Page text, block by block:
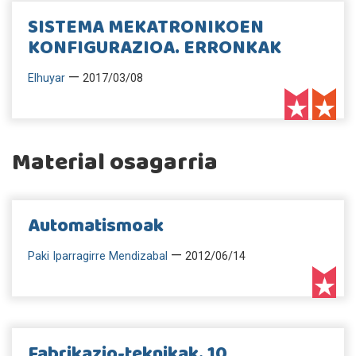
SISTEMA MEKATRONIKOEN
KONFIGURAZIOA. ERRONKAK
Elhuyar — 2017/03/08
Material osagarria
Automatismoak
Paki Iparragirre Mendizabal — 2012/06/14